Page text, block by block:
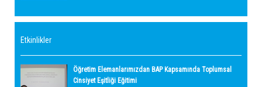
Etkinlikler
Öğretim Elemanlarımızdan BAP Kapsamında Toplumsal
Cinsiyet Eşitliği Eğitimi